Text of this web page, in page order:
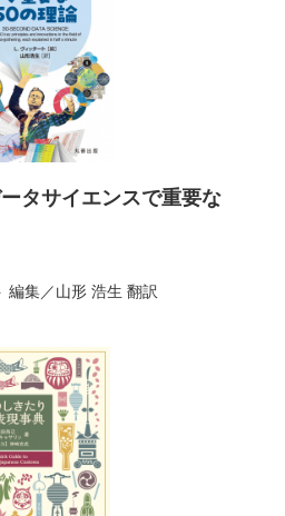
タサイエンスで重要な
編集／山形 浩生 翻訳